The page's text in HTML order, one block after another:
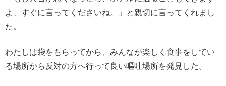
よ、すぐに言ってくださいね。」と親切に言ってくれまし
た。
わたしは袋をもらってから、みんなが楽しく食事をしてい
る場所から反対の方へ行って良い嘔吐場所を発見した。